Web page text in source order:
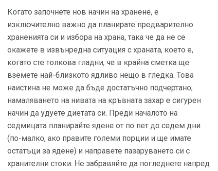
Когато започнете нов начин на хранене, е
изключително важно да планирате предварително
храненията си и избора на храна, така че да не се
окажете в извънредна ситуация с храната, което е,
когато сте толкова гладни, че в крайна сметка ще
вземете най-близкото ядливо нещо в гледка. Това
наистина не може да бъде достатъчно подчертано;
намаляването на нивата на кръвната захар е сигурен
начин да удуете диетата си. Преди началото на
седмицата планирайте ядене от по пет до седем дни
(по-малко, ако правите големи порции и ще имате
остатъци за ядене) и направете пазаруването си с
хранителни стоки. Не забравяйте да погледнете напред